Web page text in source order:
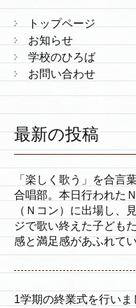
トップページ
お知らせ
学校のひろば
お問い合わせ
最新の投稿
「楽しく歌う」を合言
合唱部。本日行われた
（Ｎコン）に出場し、
ジで歌い終えた子ども
感と満足感があふれて
1学期の終業式を行い